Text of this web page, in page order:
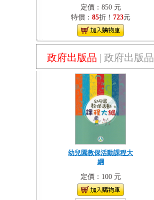
定價：850 元
特價： 85折！ 723元
政府出版品 | 政府出版品
幼兒園教保活動課程大
綱
定價：100 元